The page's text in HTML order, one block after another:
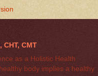
CHT, CMT
as a Holistic Health
body implies a healthy